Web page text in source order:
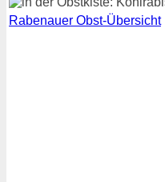
Rabenauer Obst-Übersicht